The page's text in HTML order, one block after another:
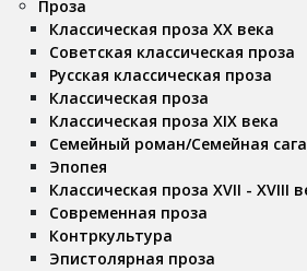
Проза
Классическая проза ХX века
Советская классическая проза
Русская классическая проза
Классическая проза
Классическая проза ХIX века
Семейный роман/Семейная сага
Эпопея
Классическая проза XVII - XVIII
Современная проза
Контркультура
Эпистолярная проза